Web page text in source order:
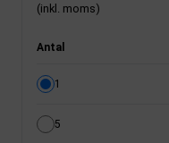
(inkl. moms)
Antal
1
5